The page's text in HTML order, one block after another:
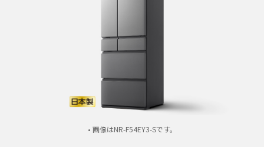
• 画像はNR-F54EY3-Sです。